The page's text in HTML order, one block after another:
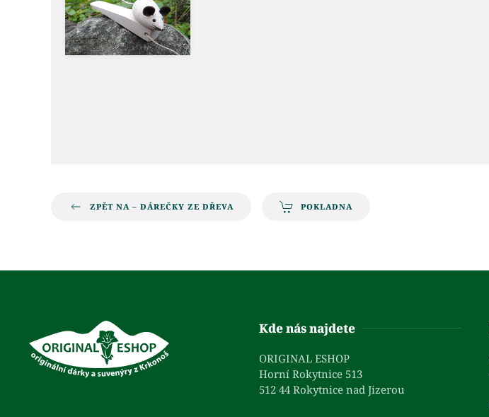
ZPĚT NA – DÁREČKY ZE DŘEVA POKLADNA
Kde nás najdete
ORIGINAL ESHOP
Horní Rokytnice 513
512 44 Rokytnice nad Jizerou